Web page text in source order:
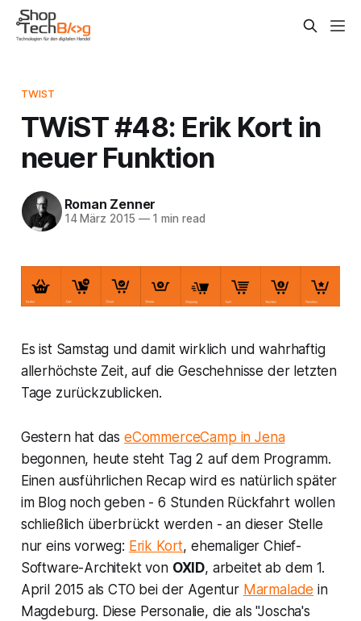
TWIST
TWiST #48: Erik Kort in
neuer Funktion
Roman Zenner
14 März 2015 —1 min read
Es ist Samstag und damit wirklich und wahrhaftig
allerhöchste Zeit, auf die Geschehnisse der letzten
Tage zurückzublicken.
Gestern hat das eCommerceCamp in Jena
begonnen, heute steht Tag 2 auf dem Programm.
Einen ausführlichen Recap wird es natürlich später
im Blog noch geben - 6 Stunden Rückfahrt wollen
schließlich überbrückt werden - an dieser Stelle
nur eins vorweg: Erik Kort, ehemaliger Chief-
Software-Architekt von OXID, arbeitet ab dem 1.
April 2015 als CTO bei der Agentur Marmalade in
Magdeburg. Diese Personalie, die als "Joscha's